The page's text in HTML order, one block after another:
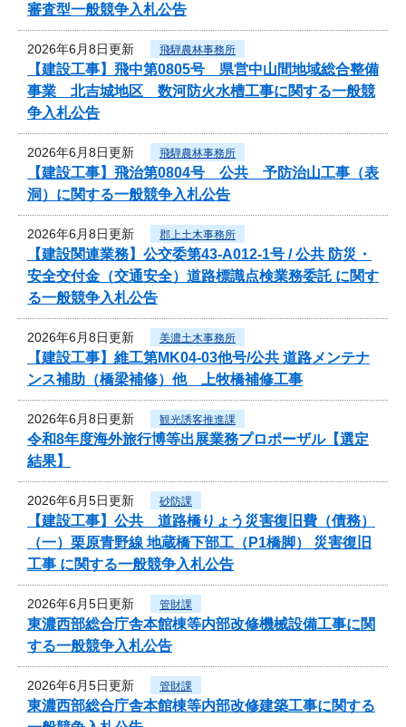
審査型一般競争入札公告
2026年6月8日更新 飛騨農林事務所
【建設工事】飛中第0805号 県営中山間地域総合整備
事業 北吉城地区 数河防火水槽工事に関する一般競
争入札公告
2026年6月8日更新 飛騨農林事務所
【建設工事】飛治第0804号 公共 予防治山工事（表
洞）に関する一般競争入札公告
2026年6月8日更新 郡上土木事務所
【建設関連業務】公交委第43-A012-1号 / 公共 防災・
安全交付金（交通安全）道路標識点検業務委託 に関す
る一般競争入札公告
2026年6月8日更新 美濃土木事務所
【建設工事】維工第MK04-03他号/公共 道路メンテナ
ンス補助（橋梁補修）他 上牧橋補修工事
2026年6月8日更新 観光誘客推進課
令和8年度海外旅行博等出展業務プロポーザル【選定
結果】
2026年6月5日更新 砂防課
【建設工事】公共 道路橋りょう災害復旧費（債務）
（一）栗原青野線 地蔵橋下部工（P1橋脚） 災害復旧
工事 に関する一般競争入札公告
2026年6月5日更新 管財課
東濃西部総合庁舎本館棟等内部改修機械設備工事に関
する一般競争入札公告
2026年6月5日更新 管財課
東濃西部総合庁舎本館棟等内部改修建築工事に関する